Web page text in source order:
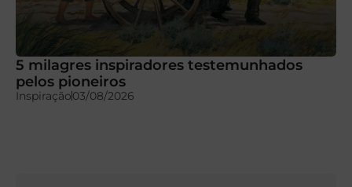
5 milagres inspiradores testemunhados
pelos pioneiros
Inspiração03/08/2026